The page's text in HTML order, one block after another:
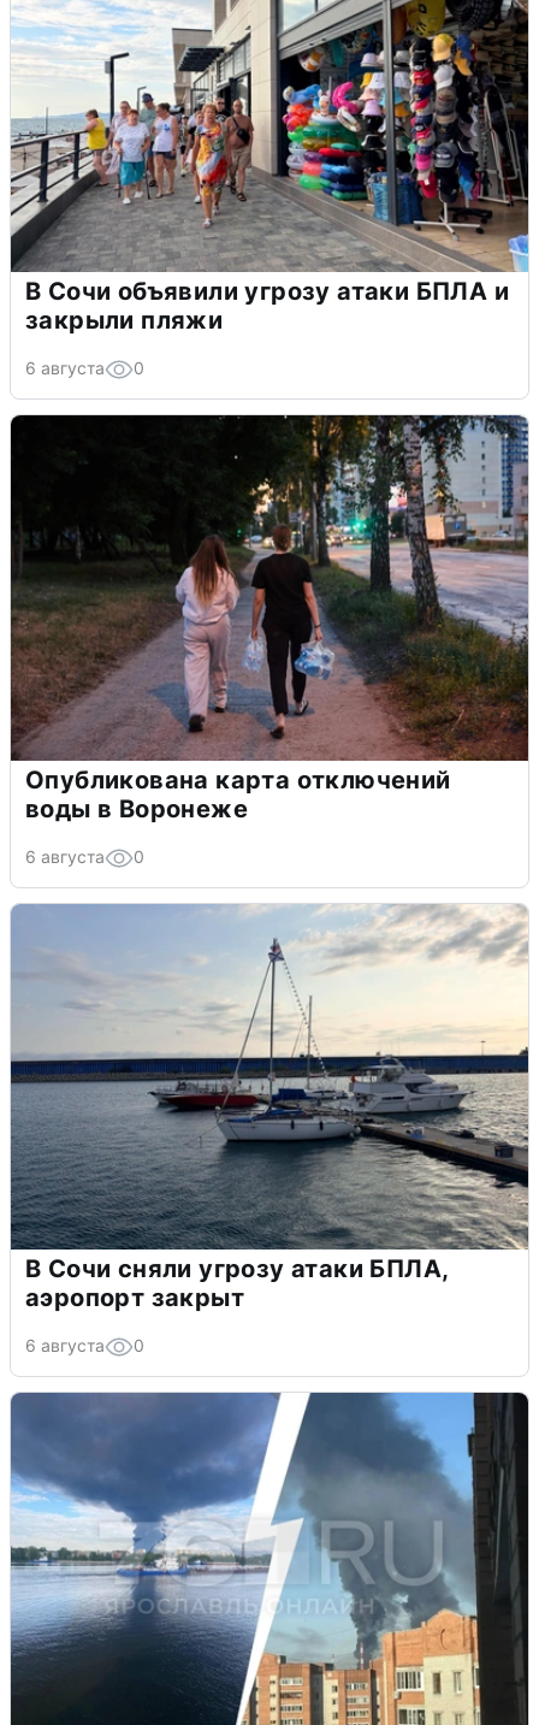
В Сочи объявили угрозу атаки БПЛА и
закрыли пляжи
6 августа 0
Опубликована карта отключений
воды в Воронеже
6 августа 0
В Сочи сняли угрозу атаки БПЛА,
аэропорт закрыт
6 августа 0